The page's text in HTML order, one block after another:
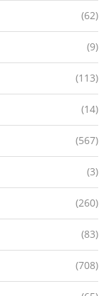
(62)
(9)
(113)
(14)
(567)
(3)
(260)
(83)
(708)